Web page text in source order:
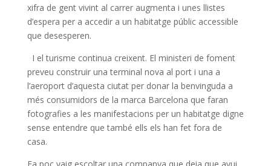
xifra de gent vivint al carrer augmenta i unes llistes
d’espera per a accedir a un habitatge públic accessible
que desesperen.
I el turisme continua creixent. El ministeri de foment
preveu construir una terminal nova al port i una a
l’aeroport d’aquesta ciutat per donar la benvinguda a
més consumidors de la marca Barcelona que faran
fotografies a les manifestacions per un habitatge digne
sense entendre que també ells els han fet fora de
casa.